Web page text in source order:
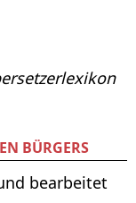
BÜRGERS
bearbeitet